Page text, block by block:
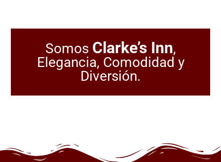
Somos Clarke’s Inn,
Elegancia, Comodidad y
Diversión.